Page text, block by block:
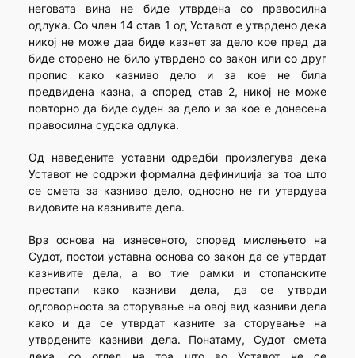
неговата вина не биде утврдена со правосилна
одлука. Со член 14 став 1 од Уставот е утврдено дека
никој не може даа биде казнет за дело кое пред да
биде сторено не било утврдено со закон или со друг
пропис како казниво дело и за кое не била
предвидена казна, а според став 2, никој не може
повторно да биде суден за дело и за кое е донесена
правосилна судска одлука.
Од наведените уставни одредби произлегува дека
Уставот не содржи формална дефиниција за тоа што
се смета за казниво дело, односно не ги утврдува
видовите на казнивите дела.
Врз основа на изнесеното, според мислењето на
Судот, постои уставна основа со закон да се утврдат
казнивите дела, а во тие рамки и стопанските
престапи како казниви дела, да се утврди
одговорноста за сторување на овој вид казниви дела
како и да се утврдат казните за сторување на
утврдените казниви дела. Понатаму, Судот смета